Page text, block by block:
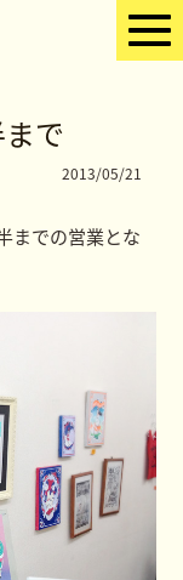
で
2013/05/21
までの営業とな